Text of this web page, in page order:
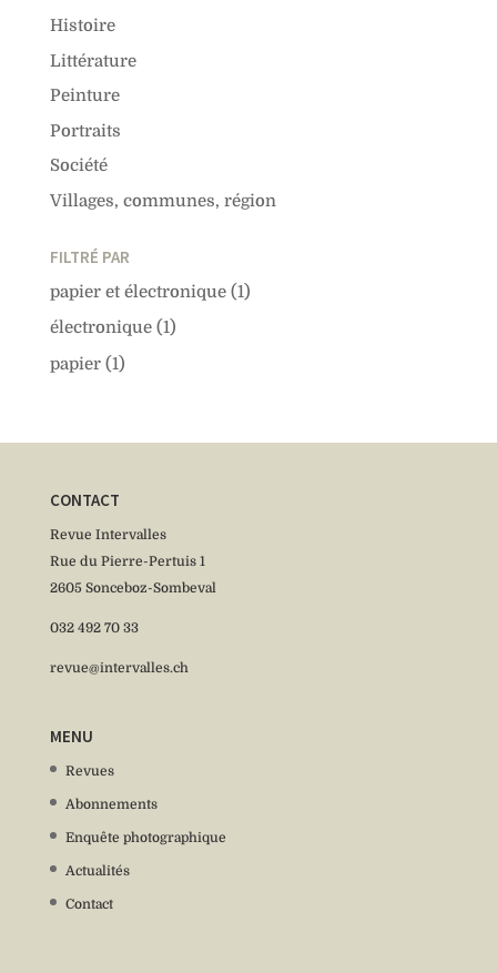
Histoire
Littérature
Peinture
Portraits
Société
Villages, communes, région
FILTRÉ PAR
papier et électronique (1)
électronique (1)
papier (1)
CONTACT
Revue Intervalles
Rue du Pierre-Pertuis 1
2605 Sonceboz-Sombeval
032 492 70 33
revue@intervalles.ch
MENU
Revues
Abonnements
Enquête photographique
Actualités
Contact